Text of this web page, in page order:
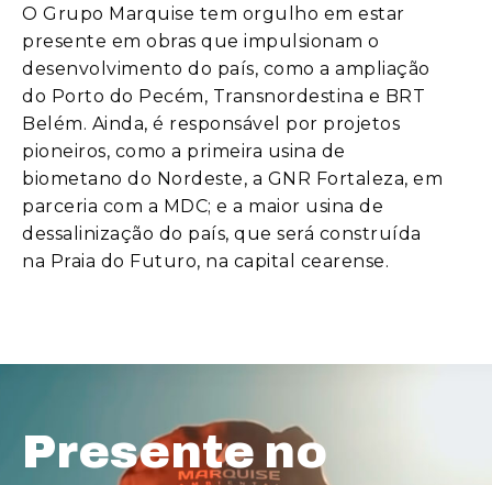
O Grupo Marquise tem orgulho em estar
presente em obras que impulsionam o
desenvolvimento do país, como a ampliação
do Porto do Pecém, Transnordestina e BRT
Belém. Ainda, é responsável por projetos
pioneiros, como a primeira usina de
biometano do Nordeste, a GNR Fortaleza, em
parceria com a MDC; e a maior usina de
dessalinização do país, que será construída
na Praia do Futuro, na capital cearense.
Presente no